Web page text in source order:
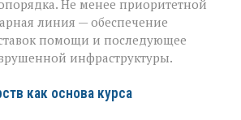
Не менее приоритетной
линия — обеспечение
помощи и последующее
инфраструктуры.
как основа курса